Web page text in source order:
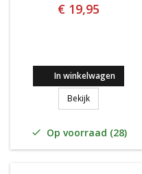
€ 19,95
In winkelwagen
BekijkPADEL SHIELDS
 Op voorraad (28)